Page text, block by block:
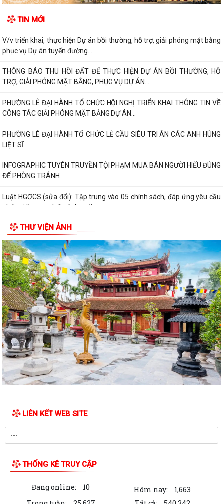
TIN MỚI
V/v triển khai, thực hiện Dự án bồi thường, hỗ trợ, giải phóng mặt bằng
phục vụ Dự án tuyến đường...
THÔNG BÁO THU HỒI ĐẤT ĐỂ THỰC HIỆN DỰ ÁN BỒI THƯỜNG, HỖ
TRỢ, GIẢI PHÓNG MẶT BẰNG, PHỤC VỤ DỰ ÁN...
PHƯỜNG LÊ ĐẠI HÀNH TỔ CHỨC HỘI NGHỊ TRIỂN KHAI THÔNG TIN VỀ
CÔNG TÁC GIẢI PHÓNG MẶT BẰNG DỰ ÁN...
PHƯỜNG LÊ ĐẠI HÀNH TỔ CHỨC LỄ CẦU SIÊU TRI ÂN CÁC ANH HÙNG
LIỆT SĨ
INFOGRAPHIC TUYÊN TRUYỀN TỘI PHẠM MUA BÁN NGƯỜI HIỂU ĐÚNG
ĐỂ PHÒNG TRÁNH
Luật HGƠCS (sửa đổi): Tập trung vào 05 chính sách, đáp ứng yêu cầu
phát triển trong bối cảnh mới
THƯ VIỆN ẢNH
LIÊN KẾT WEB SITE
THỐNG KÊ TRUY CẬP
Đang online: 10 Hôm nay:
1,663